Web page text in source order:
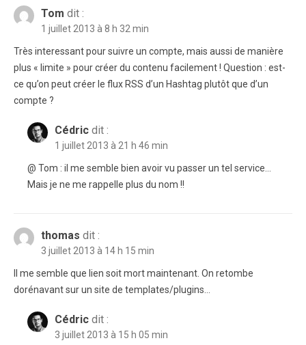
Tom dit :
1 juillet 2013 à 8 h 32 min
Très interessant pour suivre un compte, mais aussi de manière
plus « limite » pour créer du contenu facilement ! Question : est-
ce qu’on peut créer le flux RSS d’un Hashtag plutôt que d’un
compte ?
Cédric dit :
1 juillet 2013 à 21 h 46 min
@ Tom : il me semble bien avoir vu passer un tel service…
Mais je ne me rappelle plus du nom !!
thomas dit :
3 juillet 2013 à 14 h 15 min
Il me semble que lien soit mort maintenant. On retombe
dorénavant sur un site de templates/plugins…
Cédric dit :
3 juillet 2013 à 15 h 05 min